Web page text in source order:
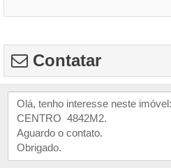
Contatar